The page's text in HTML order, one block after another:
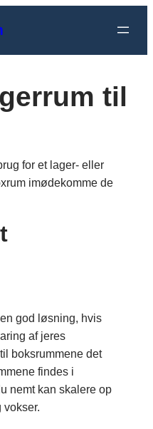
til
for et lager- eller
imødekomme de
god løsning, hvis
af jeres
boksrummene det
findes i
nemt kan skalere op
vokser.